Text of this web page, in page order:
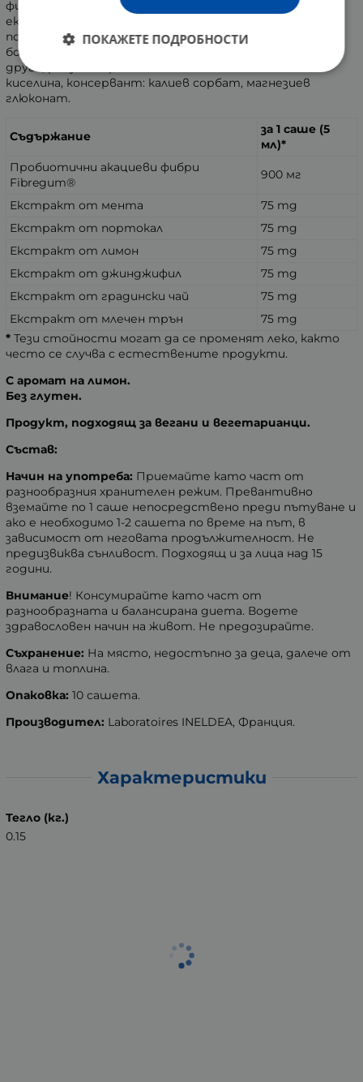
фибри Fibregum® 15%, хидроглицеринов растителен
екстракт 7,5% (вода, растителен глицерин, мента,
портокал, лимон, джинджифил, градински чай, млечен
бодил), натурални аромати, включително лимон и
други, регулатор на киселинността: лимонена
киселина, консервант: калиев сорбат, магнезиев
глюконат.
Съдържание
за 1 саше (5
мл)*
Пробиотични акациеви фибри
Fibregum®
900 мг
Екстракт от мента
75 mg
Екстракт от портокал
75 mg
Екстракт от лимон
75 mg
Екстракт от джинджифил
75 mg
Екстракт от градински чай
75 mg
Екстракт от млечен трън
75 mg
* Тези стойности могат да се променят леко, както
често се случва с естествените продукти.
С аромат на лимон.
Без глутен.
Продукт, подходящ за вегани и вегетарианци.
Състав:
Начин на употреба: Приемайте като част от
разнообразния хранителен режим. Превантивно
вземайте по 1 саше непосредствено преди пътуване и
ако е необходимо 1-2 сашета по време на път, в
зависимост от неговата продължителност. Не
предизвиква сънливост. Подходящ и за лица над 15
години.
Внимание! Консумирайте като част от
разнообразната и балансирана диета. Водете
здравословен начин на живот. Не предозирайте.
Съхранение: На място, недостъпно за деца, далече от
влага и топлина.
Опаковка: 10 сашета.
Производител: Laboratoires INELDEA, Франция.
Характеристики
Тегло (кг.)
0.15
ПОКАЖЕТЕ ПОДРОБНОСТИ